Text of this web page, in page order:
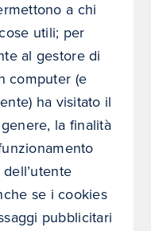
a chi
utili; per
al gestore di
computer (e
ha visitato il
la finalità
se i cookies
pubblicitari